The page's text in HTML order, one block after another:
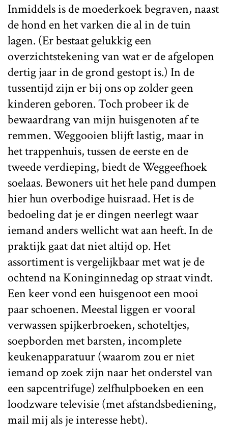
Inmiddels is de moederkoek begraven, naast
de hond en het varken die al in de tuin
lagen. (Er bestaat gelukkig een
overzichtstekening van wat er de afgelopen
dertig jaar in de grond gestopt is.) In de
tussentijd zijn er bij ons op zolder geen
kinderen geboren. Toch probeer ik de
bewaardrang van mijn huisgenoten af te
remmen. Weggooien blijft lastig, maar in
het trappenhuis, tussen de eerste en de
tweede verdieping, biedt de Weggeefhoek
soelaas. Bewoners uit het hele pand dumpen
hier hun overbodige huisraad. Het is de
bedoeling dat je er dingen neerlegt waar
iemand anders wellicht wat aan heeft. In de
praktijk gaat dat niet altijd op. Het
assortiment is vergelijkbaar met wat je de
ochtend na Koninginnedag op straat vindt.
Een keer vond een huisgenoot een mooi
paar schoenen. Meestal liggen er vooral
verwassen spijkerbroeken, schoteltjes,
soepborden met barsten, incomplete
keukenapparatuur (waarom zou er niet
iemand op zoek zijn naar het onderstel van
een sapcentrifuge) zelfhulpboeken en een
loodzware televisie (met afstandsbediening,
mail mij als je interesse hebt).